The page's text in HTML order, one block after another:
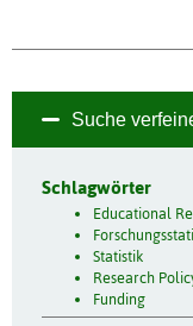
Suche
Schlagwörter
Educational
Statistik
Research
Funding